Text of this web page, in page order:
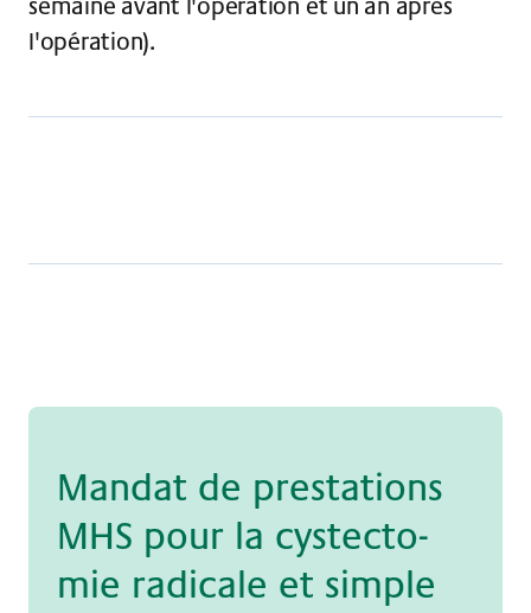
semaine avant l'opération et un an après
l'opération).
Man­dat de pre­sta­ti­ons
MHS pour la cy­stec­to­
mie ra­di­ca­le et simp­le